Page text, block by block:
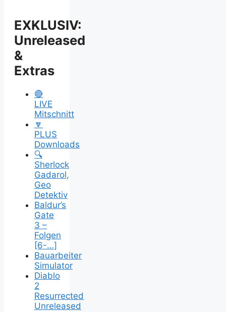
Erklärung
EXKLUSIV:
Unreleased
&
Extras
🔴
LIVE
Mitschnitt
🔽
PLUS
Downloads
🔍
Sherlock
Gadarol,
Geo
Detektiv
Baldur’s
Gate
3 –
Folgen
[6-…]
Bauarbeiter
Simulator
Diablo
2
Resurrected
Unreleased